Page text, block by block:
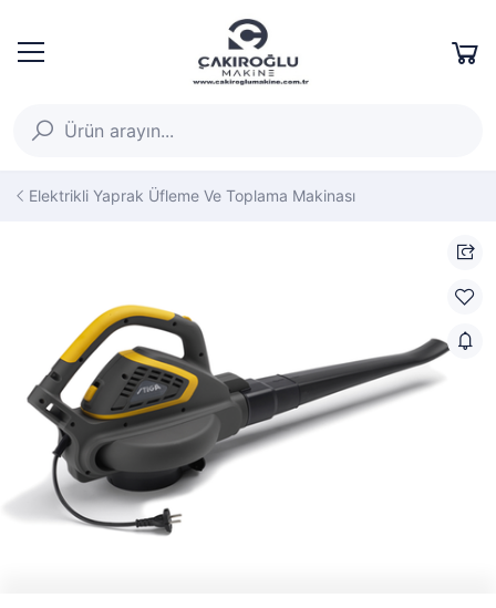
Elektrikli Yaprak Üfleme Ve Toplama Makinası